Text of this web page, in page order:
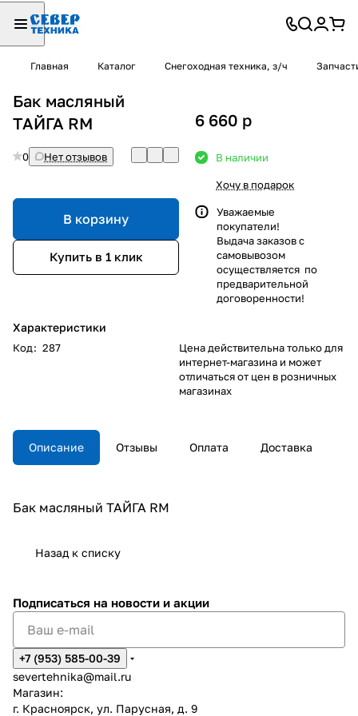
Главная Каталог Снегоходная техника, з/ч
Бак масляный
ТАЙГА RM
0 Нет отзывов
В корзину
Купить в 1 клик
Характеристики
Код: 287
6 660 p
В наличии
Хочу в подарок
Уважаемые
покупатели!
Выдача заказов с
самовывозом
осуществляется по
предварительной
договоренности!
Цена действительна только для
интернет-магазина и может
отличаться от цен в розничных
магазинах
Описание Отзывы Оплата Доставка
Бак масляный ТАЙГА RM
Назад к списку
Подписаться на новости и акции
+7 (953) 585-00-39
severtehnika@mail.ru
Магазин:
г. Красноярск, ул. Парусная, д. 9